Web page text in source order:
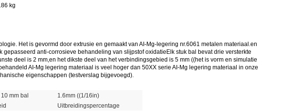
kg
Het is gevormd door extrusie en gemaakt van AI-Mg-legering nr.6061 metalen materiaal.en
anti-corrosieve behandeling van slijpstof oxidatieElk stuk bal bevat drie versterkte
deel is 2 mm,en het dikste deel van het verbindingsgebied is 5 mm ((het is vorm en simulatie
AI-Mg legering materiaal is veel hoger dan 50XX serie AI-Mg legering materiaal in onze
eigenschappen (testverslag bijgevoegd).
mm bal
1.6mm ((1/16in)
Uitbreidingspercentage